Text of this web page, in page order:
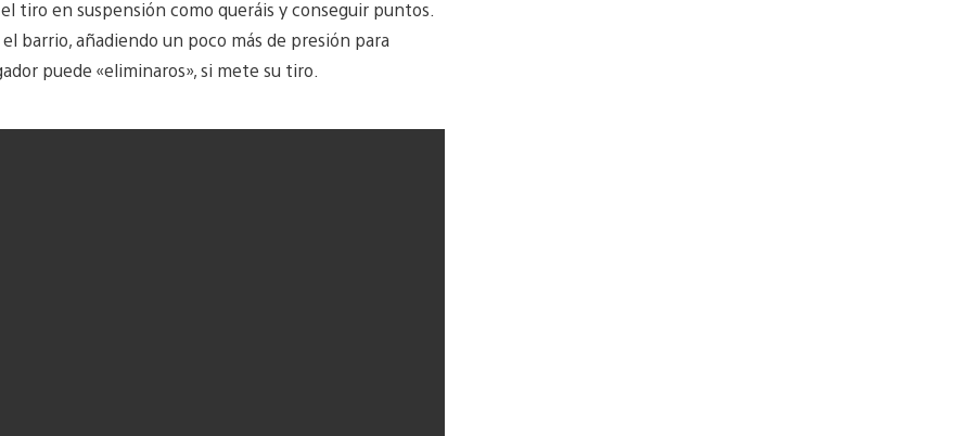
tiro en suspensión como queráis y conseguir puntos.
barrio, añadiendo un poco más de presión para
puede «eliminaros», si mete su tiro.